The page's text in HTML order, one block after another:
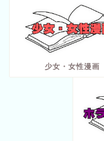
少女・女性漫画